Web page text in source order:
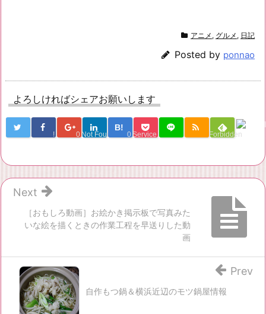
アニメ , グルメ , 日記
Posted by ponnao
よろしければシェアお願いします
! 0 Not Found
B!
0 Service Una Forbidden
［おもしろ動画］お絵かき掲示板で写真みた
いな絵を描くときの作業工程を早送りした動
画
Next
自作もつ鍋＆横浜近辺のモツ鍋屋情報
Prev